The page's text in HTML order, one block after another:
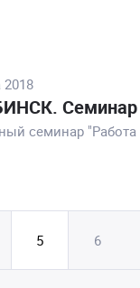
2018
Cеминар
семинар
5 6